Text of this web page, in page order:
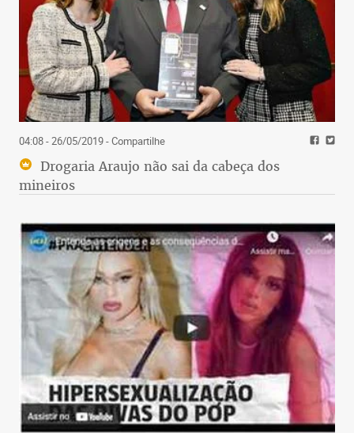
04:08 - 26/05/2019- Compartilhe
Drogaria Araujo não sai da cabeça dos
mineiros